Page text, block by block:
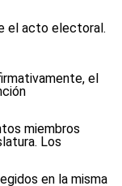
el acto electoral.
el
miembros
Los
en la misma